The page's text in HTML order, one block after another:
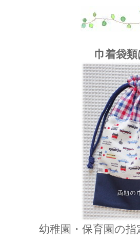
巾着袋
幼稚園・保育園の